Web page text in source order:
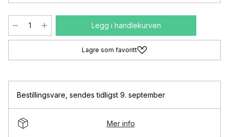
Legg i handlekurven
Lagre som favoritt
Bestillingsvare sendes tidligst 9. september
Mer info